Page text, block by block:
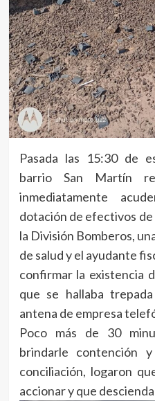
Pasada las 15:30 de
barrio San Martín
inmediatamente
dotación de efectivos de
la División Bomberos,
de salud y el ayudante
confirmar la existencia
que se hallaba
antena de empresa
Poco más de 30
brindarle contención
conciliación, logaron
accionar y que